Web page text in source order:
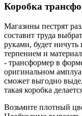
Коробка
Магазины пестрят
составит труда
руками, будет ничуть
терпением и
- трансформер в
оригинальном
сможет выгодно
такая коробка
Возьмите плотный